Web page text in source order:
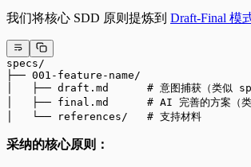
我们将核心 SDD 原则提炼到 Draft-Final 模
specs/
├── 001-feature-name/
│   ├── draft.md      # 意图捕获（类似
│   ├── final.md      # AI 完善的方案（类
│   └── references/   # 支持材料
采纳的核心原则：